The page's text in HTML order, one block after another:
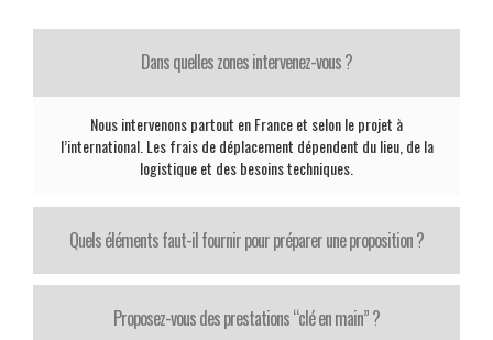
Dans quelles zones intervenez-vous ?
Nous intervenons partout en France et selon le projet à
l’international. Les frais de déplacement dépendent du lieu, de la
logistique et des besoins techniques.
Quels éléments faut-il fournir pour préparer une proposition ?
Proposez-vous des prestations “clé en main” ?